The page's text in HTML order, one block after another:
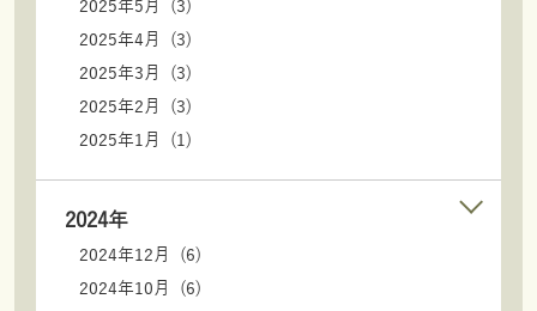
2025年5月 (3)
2025年4月 (3)
2025年3月 (3)
2025年2月 (3)
2025年1月 (1)
2024年
2024年12月 (6)
2024年10月 (6)